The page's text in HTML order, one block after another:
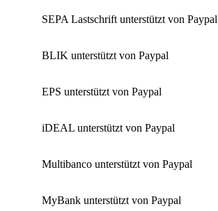
SEPA Lastschrift unterstützt von Paypal
BLIK unterstützt von Paypal
EPS unterstützt von Paypal
iDEAL unterstützt von Paypal
Multibanco unterstützt von Paypal
MyBank unterstützt von Paypal